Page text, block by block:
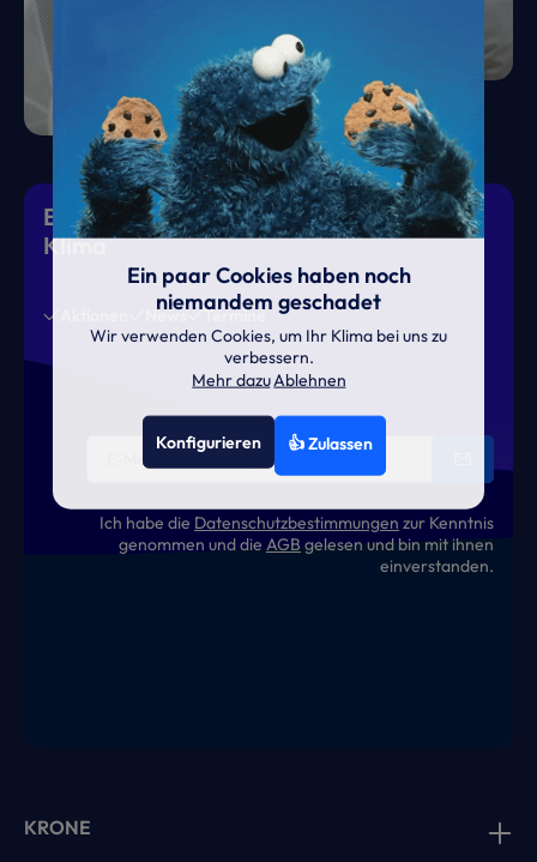
Eiskalte Deals & heiße News für gutes
Klima
News Termine
Ich habe die Datenschutzbestimmungen zur Kenntnis
genommen und die AGB gelesen und bin mit ihnen
einverstanden.
KRONE
Ein paar Cookies haben noch
niemandem geschadet
Wir verwenden Cookies, um Ihr Klima bei uns zu
verbessern.
Mehr dazuAblehnen
Konfigurieren 👍 Zulassen